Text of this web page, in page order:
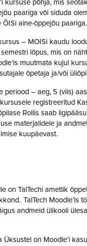
kursuse põhja, mis
paariga või siduda
ÕISi aine-õppejõu paariga.
– MOISi kaudu
lõpus, mis on
muutmata kujul
õpetaja ja/või
periood – aeg, 5 (viis)
registreeritud
Rollis saab ligipääsu
materjalidele ja
kuupäevast.
on TalTechi ametlik
TalTech Moodle’is
andmeid ülikooli
Üksustel on Moodle’i